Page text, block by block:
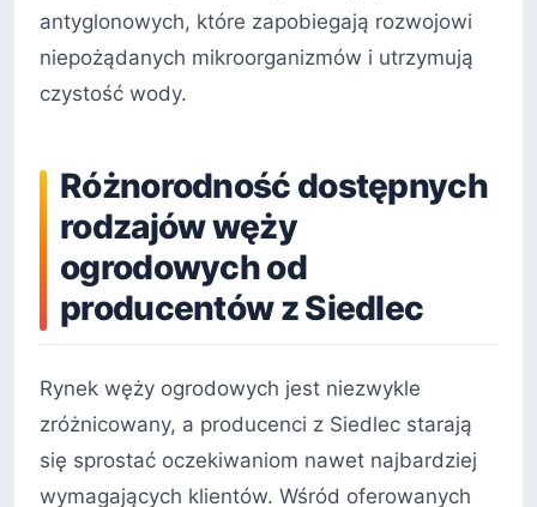
antyglonowych, które zapobiegają rozwojowi
niepożądanych mikroorganizmów i utrzymują
czystość wody.
Różnorodność dostępnych
rodzajów węży
ogrodowych od
producentów z Siedlec
Rynek węży ogrodowych jest niezwykle
zróżnicowany, a producenci z Siedlec starają
się sprostać oczekiwaniom nawet najbardziej
wymagających klientów. Wśród oferowanych